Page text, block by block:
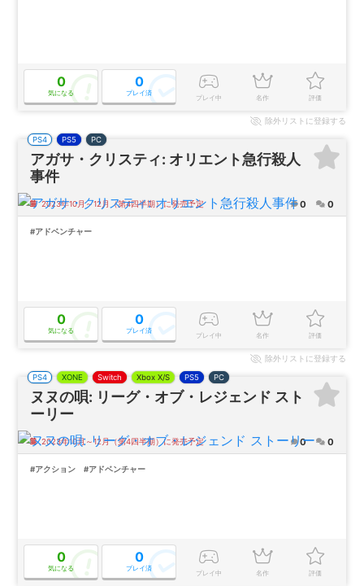
0
気になる
0
プレイ済
プレイ中 名作 評価
除外リストに登録する
アガサ・クリスティ: オリエント急行殺人
事件
PS4 PS5 PC
2023年10月～12月（第4四半期）に発売予定 0 0
#アドベンチャー
0
気になる
0
プレイ済
プレイ中 名作 評価
除外リストに登録する
ヌヌの唄: リーグ・オブ・レジェンド スト
ーリー
PS4 XONE Switch Xbox X/S PS5 PC
2023年10月～12月（第4四半期）に発売予定 0 0
#アクション #アドベンチャー
0
気になる
0
プレイ済
プレイ中 名作 評価